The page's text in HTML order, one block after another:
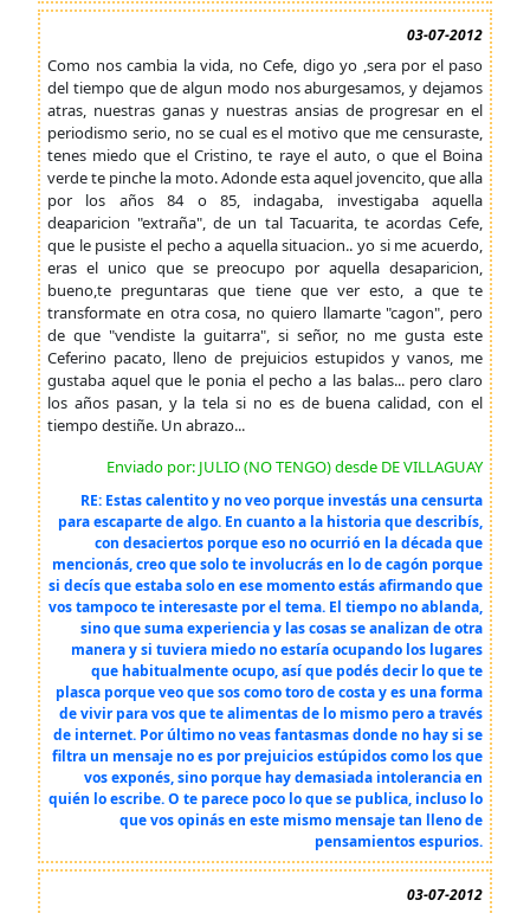
03-07-2012
Como nos cambia la vida, no Cefe, digo yo ,sera por el paso
del tiempo que de algun modo nos aburgesamos, y dejamos
atras, nuestras ganas y nuestras ansias de progresar en el
periodismo serio, no se cual es el motivo que me censuraste,
tenes miedo que el Cristino, te raye el auto, o que el Boina
verde te pinche la moto. Adonde esta aquel jovencito, que alla
por los años 84 o 85, indagaba, investigaba aquella
deaparicion "extraña", de un tal Tacuarita, te acordas Cefe,
que le pusiste el pecho a aquella situacion.. yo si me acuerdo,
eras el unico que se preocupo por aquella desaparicion,
bueno,te preguntaras que tiene que ver esto, a que te
transformate en otra cosa, no quiero llamarte "cagon", pero
de que "vendiste la guitarra", si señor, no me gusta este
Ceferino pacato, lleno de prejuicios estupidos y vanos, me
gustaba aquel que le ponia el pecho a las balas... pero claro
los años pasan, y la tela si no es de buena calidad, con el
tiempo destiñe. Un abrazo...
Enviado por: JULIO (NO TENGO) desde DE VILLAGUAY
RE: Estas calentito y no veo porque investás una censurta
para escaparte de algo. En cuanto a la historia que describís,
con desaciertos porque eso no ocurrió en la década que
mencionás, creo que solo te involucrás en lo de cagón porque
si decís que estaba solo en ese momento estás afirmando que
vos tampoco te interesaste por el tema. El tiempo no ablanda,
sino que suma experiencia y las cosas se analizan de otra
manera y si tuviera miedo no estaría ocupando los lugares
que habitualmente ocupo, así que podés decir lo que te
plasca porque veo que sos como toro de costa y es una forma
de vivir para vos que te alimentas de lo mismo pero a través
de internet. Por último no veas fantasmas donde no hay si se
filtra un mensaje no es por prejuicios estúpidos como los que
vos exponés, sino porque hay demasiada intolerancia en
quién lo escribe. O te parece poco lo que se publica, incluso lo
que vos opinás en este mismo mensaje tan lleno de
pensamientos espurios.
03-07-2012